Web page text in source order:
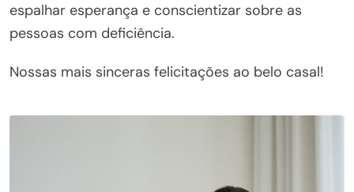
espalhar esperança e conscientizar sobre as
pessoas com deficiência.
Nossas mais sinceras felicitações ao belo casal!